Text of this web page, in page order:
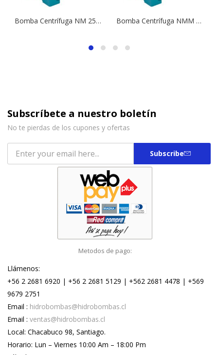
Bomba Centrífuga NM 25/20S | 5,5 HP | 380 V. Bomba Centrífuga NMM 25/160A | 2,0 HP | 220 V.
Subscríbete a nuestro boletín
No te pierdas de los cupones y ofertas
Subscribe
Metodos de pago:
Llámenos:
+56 2 2681 6920 | +56 2 2681 5129 | +562 2681 4478 | +569
9679 2751
Email : hidrobombas@hidrobombas.cl
Email : ventas@hidrobombas.cl
Local: Chacabuco 98, Santiago.
Horario: Lun – Viernes 10:00 Am – 18:00 Pm